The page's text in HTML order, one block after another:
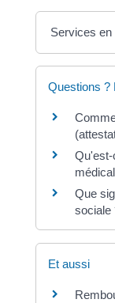
Services en
Questions ?
Qu'est-
Que
sociale
Et aussi